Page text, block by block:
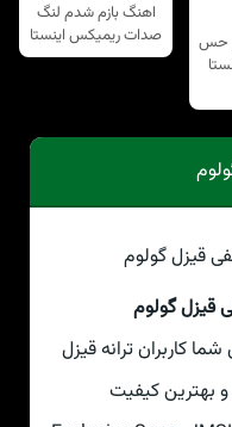
حس
اهنگ بازم شدم لنگ
صدات ریمیکس اینستا
قیزل گولوم
کاربران ترانه قیزل
و بهترین کیفیت